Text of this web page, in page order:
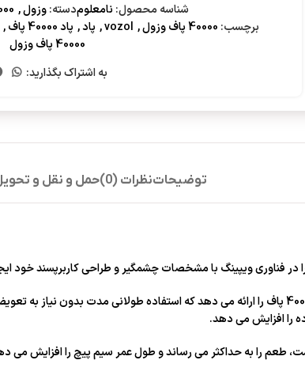
شناسه محصول: نامعلومدسته:وزول,
برچسب: 40000 پاف وزول ,
vozol
, پاد, پاد 40000 پاف ,
40000 پاف وزول
به اشتراک بگذارید:
توضیحاتنظرات (0) حمل و نقل و
را افزایش می دهد.
است، طعم را به حداکثر می رساند و طول عمر سیم پیچ را